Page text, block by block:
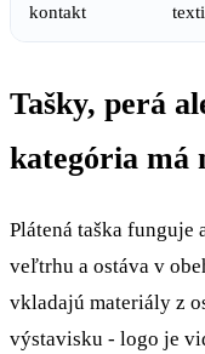
kontakt
Tašky, perá
kategória má
Plátená taška
veľtrhu a ostáva v
vkladajú materiály z
výstavisku - logo je